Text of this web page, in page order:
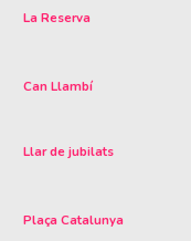
La Reserva
Can Llambí
Llar de jubilats
Plaça Catalunya